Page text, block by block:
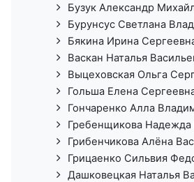
Бузук Александр
Бурунсус Светлана
Бякина Ирина
Васкан Наталья
Выцеховская Ольга
Гольша Елена
Гончаренко Алла
Гребенщикова Надежда
Грибенчикова Алёна
Грицаенко Сильвия
Дашковецкая Наталья